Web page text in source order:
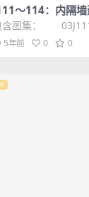
～114：内隔
合订本）
含图集：
墙 本图集适用于
...
5年前 0 0